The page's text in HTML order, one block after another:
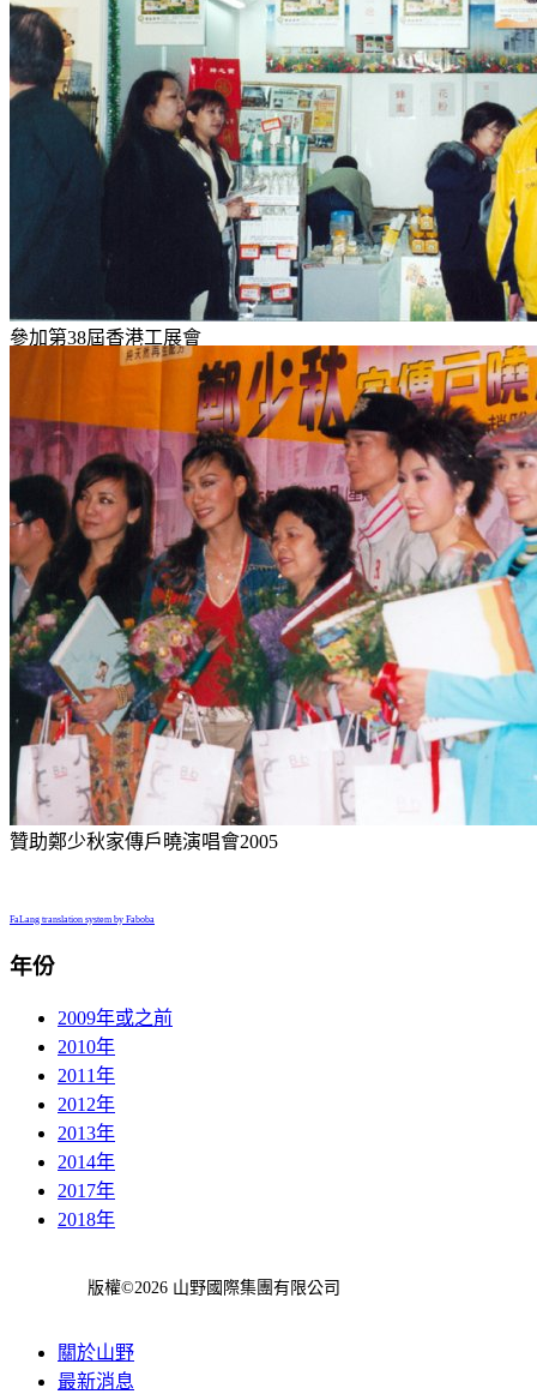
參加第38屆香港工展會
贊助鄭少秋家傳戶曉演唱會2005
FaLang translation system by Faboba
年份
2009年或之前
2010年
2011年
2012年
2013年
2014年
2017年
2018年
版權©2026 山野國際集團有限公司
關於山野
最新消息